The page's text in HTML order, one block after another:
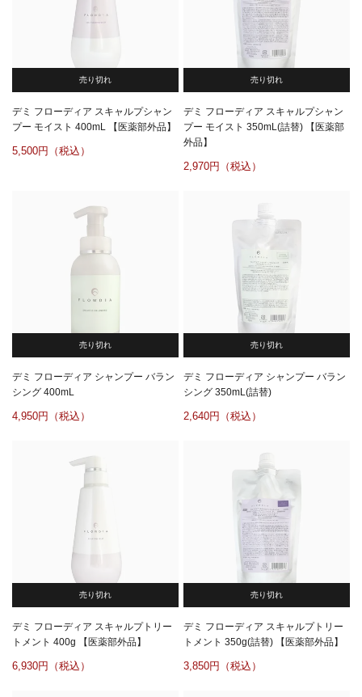
売り切れ
デミ フローディア スキャルプシャン
プー モイスト 400mL 【医薬部外品】
5,500
売り切れ
デミ フローディア スキャルプシャン
プー モイスト 350mL(詰替) 【医薬部
外品】
2,970
売り切れ
デミ フローディア シャンプー バラン
シング 400mL
4,950
売り切れ
デミ フローディア シャンプー バラン
シング 350mL(詰替)
2,640
売り切れ
デミ フローディア スキャルプトリー
トメント 400g 【医薬部外品】
6,930
売り切れ
デミ フローディア スキャルプトリー
トメント 350g(詰替) 【医薬部外品】
3,850